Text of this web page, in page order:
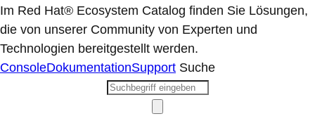
Im Red Hat® Ecosystem Catalog finden Sie Lösungen,
die von unserer Community von Experten und
Technologien bereitgestellt werden.
ConsoleDokumentationSupport Suche